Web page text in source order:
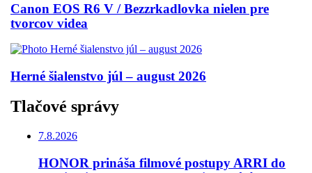
Canon EOS R6 V / Bezzrkadlovka nielen pre
tvorcov videa
Herné šialenstvo júl – august 2026
Tlačové správy
7.8.2026
HONOR prináša filmové postupy ARRI do